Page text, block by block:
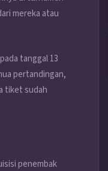
mereka atau
tanggal 13
pertandingan,
tiket sudah
penembak